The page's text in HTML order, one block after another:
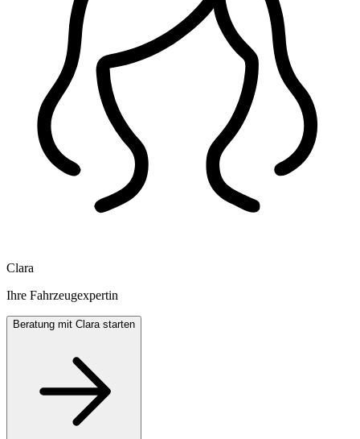
Clara
Ihre Fahrzeugexpertin
Beratung mit Clara starten